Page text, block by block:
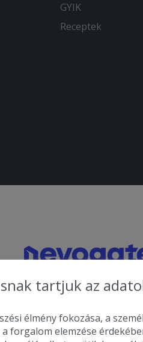
GYIK
Receptek
tartjuk az
élmény fokozása, a
forgalom elemzése